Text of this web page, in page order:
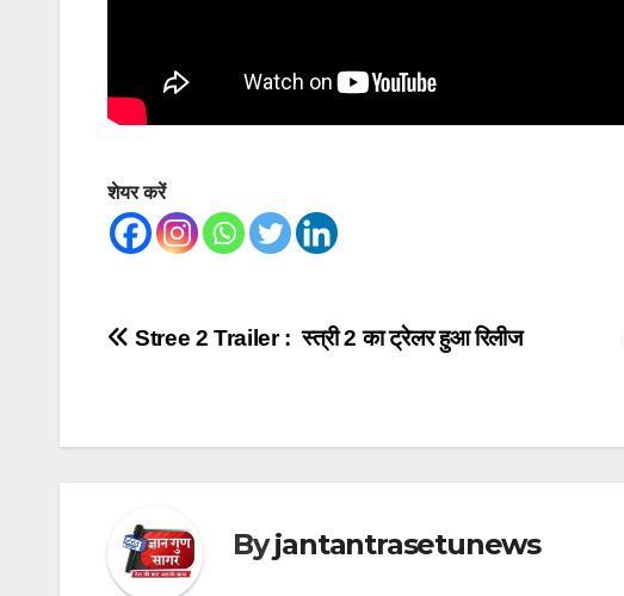
शेयर करें
Post
Stree 2 Trailer : स्त्री 2 का ट्रेलर हुआ रिलीज
Byjantantrasetunews